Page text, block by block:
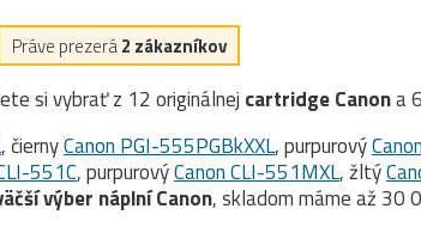
Práve prezerá2 zákazníkov
si vybrať z 12 originálnej cartridgeCanona 6
, čiernyCanon PGI-555PGBkXXL, purpurový
551C, purpurovýCanon CLI-551MXL, žltý
výber náplní Canon, skladom máme až 30